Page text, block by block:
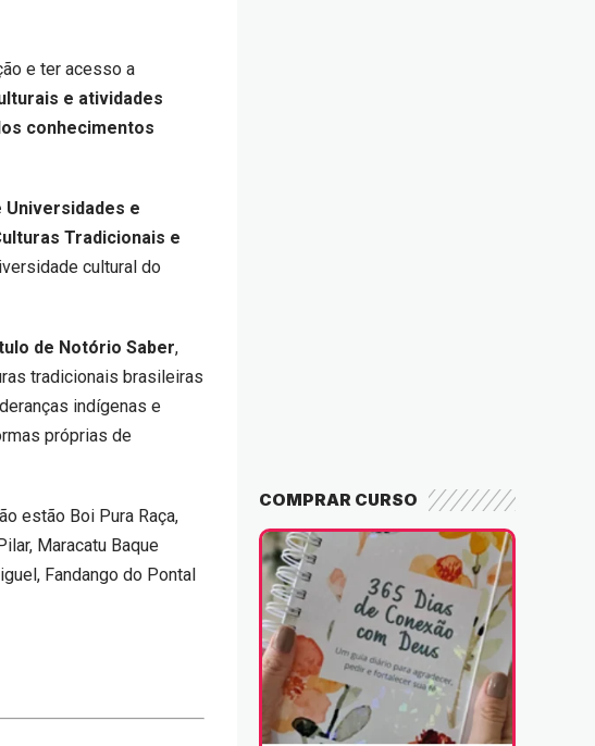
e ter acesso a
e atividades
conhecimentos
Universidades e
Tradicionais e
cultural do
de Notório Saber,
tradicionais brasileiras
indígenas e
próprias de
estão Boi Pura Raça,
Maracatu Baque
Fandango do Pontal
COMPRAR CURSO